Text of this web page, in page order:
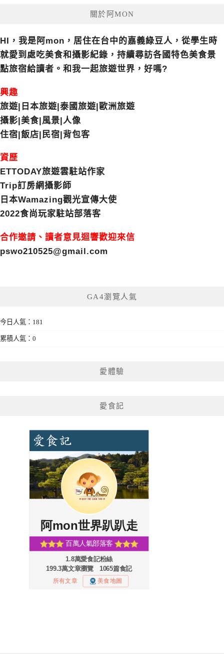
關於阿MON
HI，我是阿mon，居住在台中的嘉義綠豆人，從學生時
就愛到處吃美食和攝影紀錄，持續尋訪各國特色美食景
點旅宿給讀者。和我一起旅遊世界，好嗎?
興趣
旅遊|日本旅遊|泰國旅遊|歐洲旅遊
攝影|美食|風景|人像
住宿|飯店|民宿|背包客
資歷
ETTODAY旅遊雲駐站作家
Trip訂房網攝影師
日本Wamazing觀光宣傳大使
2022食尚玩家駐站部落客
合作邀請、讀者意見迴響歡迎來信
pswo210525@gmail.com
GA4瀏覽人氣
今日人氣：181
累積人氣：0
愛體驗
愛食記